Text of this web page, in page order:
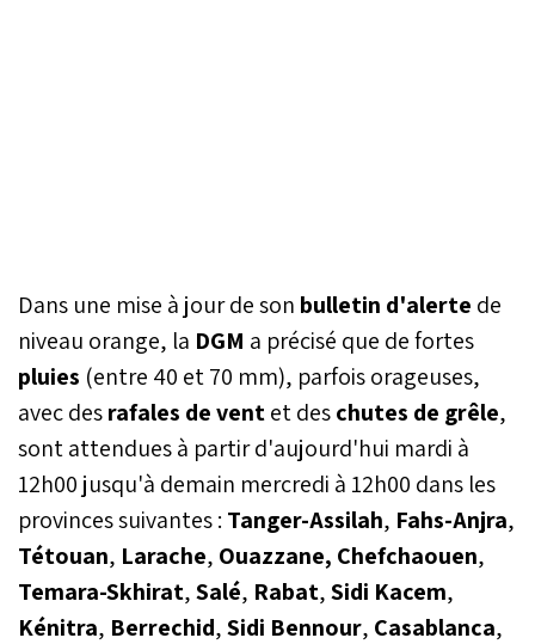
Dans une mise à jour de son bulletin d'alerte de
niveau orange, la DGM a précisé que de fortes
pluies (entre 40 et 70 mm), parfois orageuses,
avec desrafales de ventet deschutes de grêle,
sont attendues à partir d'aujourd'hui mardi à
12h00 jusqu'à demain mercredi à 12h00 dans les
provinces suivantes : Tanger-Assilah, Fahs-Anjra,
Tétouan, Larache, Ouazzane, Chefchaouen,
Temara-Skhirat,Salé, Rabat,Sidi Kacem,
Kénitra, Berrechid,Sidi Bennour, Casablanca,